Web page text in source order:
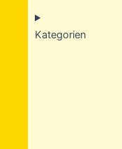
Kategorien